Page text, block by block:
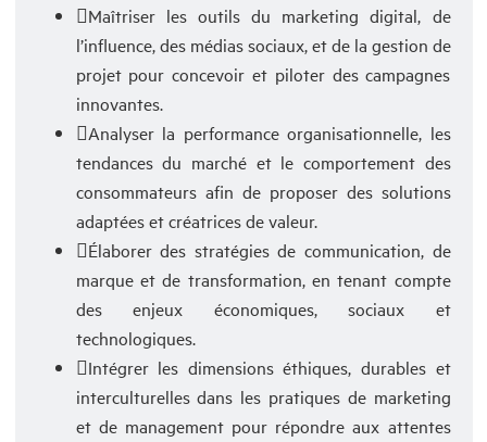
Maîtriser les outils du marketing digital, de
l’influence, des médias sociaux, et de la gestion de
projet pour concevoir et piloter des campagnes
innovantes.
Analyser la performance organisationnelle, les
tendances du marché et le comportement des
consommateurs afin de proposer des solutions
adaptées et créatrices de valeur.
Élaborer des stratégies de communication, de
marque et de transformation, en tenant compte
des enjeux économiques, sociaux et
technologiques.
Intégrer les dimensions éthiques, durables et
interculturelles dans les pratiques de marketing
et de management pour répondre aux attentes